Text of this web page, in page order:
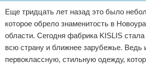
Aliexpress
Сделай онлайн
Кемпинг
О проекте
Контакты
Сотрудничество
Еще тридцать лет назад это было
которое обрело знаменитость в
области. Сегодня фабрика KISLIS
всю страну и ближнее зарубежье.
первоклассную, стильную одежду,